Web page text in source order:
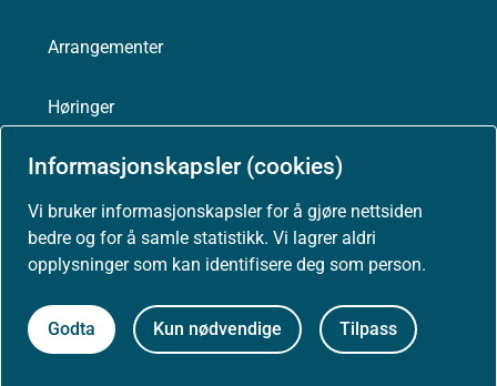
Informasjonskapsler (cookies)
Vi bruker informasjonskapsler for å gjøre nettsiden
bedre og for å samle statistikk. Vi lagrer aldri
opplysninger som kan identifisere deg som person.
Godta Kun nødvendige Tilpass
Arrangementer
Høringer
Presse
Personvernerklæring